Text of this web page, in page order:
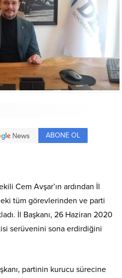
ABONE OL
Cem Avşar’ın ardından İl
tüm görevlerinden ve parti
İl Başkanı, 26 Haziran 2020
serüvenini sona erdirdiğini
partinin kurucu sürecine